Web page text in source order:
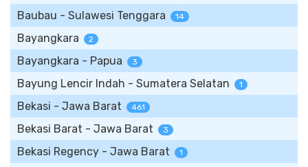
Baubau - Sulawesi Tenggara 14
Bayangkara 2
Bayangkara - Papua 3
Bayung Lencir Indah - Sumatera Selatan 1
Bekasi - Jawa Barat 461
Bekasi Barat - Jawa Barat 3
Bekasi Regency - Jawa Barat 1